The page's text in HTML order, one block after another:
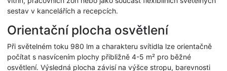
sestav v kancelářích a recepcích.
Orientační plocha osvětlení
Při světelném toku 980 lm a charakteru svítidla lze orientačně
počítat s nasvícením plochy přibližně 4-5 m² pro běžné
osvětlení. Výsledná plocha závisí na výšce stropu, barevnosti